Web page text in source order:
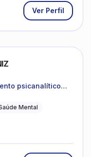
Ver Perfil
psicanalítico
Mental